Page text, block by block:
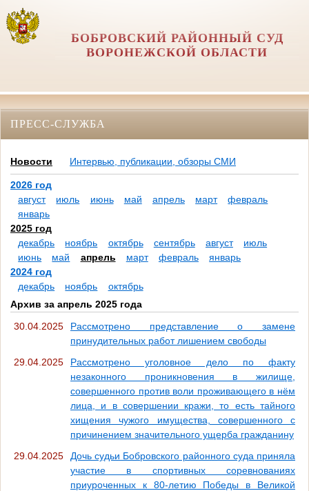
БОБРОВСКИЙ РАЙОННЫЙ СУД
ВОРОНЕЖСКОЙ ОБЛАСТИ
ПРЕСС-СЛУЖБА
Новости Интервью, публикации, обзоры СМИ
2026 год
август
июль июнь май апрель март
февраль
январь
2025 год
декабрь
ноябрь октябрь сентябрь август
июль
июнь
май апрель март февраль
январь
2024 год
декабрь
ноябрь
октябрь
Архив за апрель 2025 года
30.04.2025
Рассмотрено представление о замене
принудительных работ лишением свободы
29.04.2025
Рассмотрено уголовное дело по факту
незаконного проникновения в жилище,
совершенного против воли проживающего в нём
лица, и в совершении кражи, то есть тайного
хищения чужого имущества, совершенного с
причинением значительного ущерба гражданину
29.04.2025
Дочь судьи Бобровского районного суда приняла
участие в спортивных соревнованиях
приуроченных к 80-летию Победы в Великой